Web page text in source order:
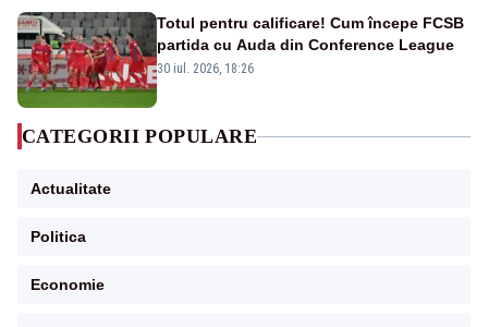
Totul pentru calificare! Cum începe FCSB
partida cu Auda din Conference League
30 iul. 2026, 18:26
CATEGORII POPULARE
Actualitate
Politica
Economie